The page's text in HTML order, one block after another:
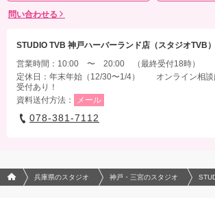
問い合わせる
STUDIO TVB 神戸ハーバーランド店（スタジオTVB）
営業時間：10:00 〜 20:00 （最終受付18時）
定休日：年末年始（12/30〜1/4） オンライン相談
受付あり！
資料送付方法：
メール
078-381-7112
フォトウエディング/結婚写真のPhotorait ホーム
兵庫県のスタジオ 神戸・三宮のスタジオ